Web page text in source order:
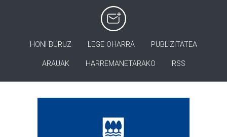
HONI BURUZ LEGE OHARRA PUBLIZITATEA
ARAUAK HARREMANETARAKO RSS